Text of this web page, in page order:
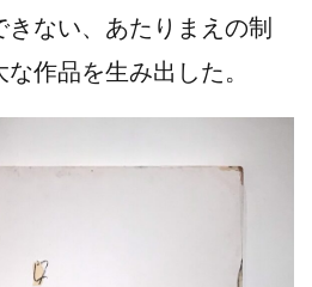
きない、あたりまえの制
作品を生み出した。